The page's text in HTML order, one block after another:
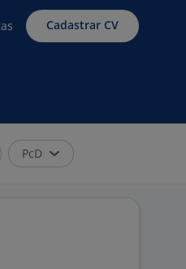
Cadastrar CV
PcD